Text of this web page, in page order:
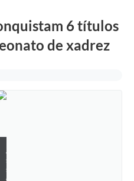
6 títulos
de xadrez
A
s
s
e